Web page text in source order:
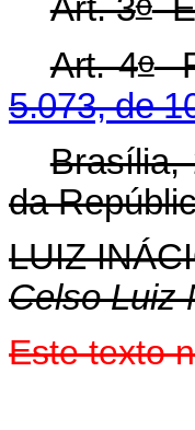
Art. 3
Art. 4o
5.073, de
Brasília,
da
LUIZ
Celso Luiz
Este texto